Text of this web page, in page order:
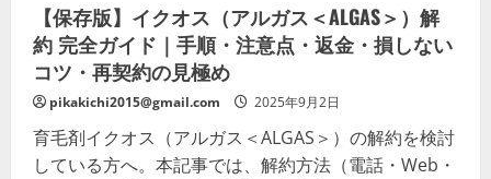
【保存版】イクオス（アルガス＜ALGAS＞）解
約 完全ガイド｜手順・注意点・返金・損しない
コツ・再契約の見極め
pikakichi2015@gmail.com 2025年9月2日
育毛剤イクオス（アルガス＜ALGAS＞）の解約を検討
している方へ。本記事では、解約方法（電話・Web・